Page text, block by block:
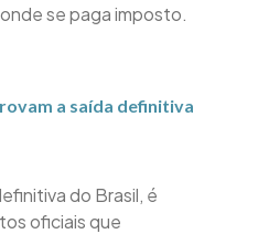
se paga imposto.
a saída definitiva
do Brasil, é
oficiais que